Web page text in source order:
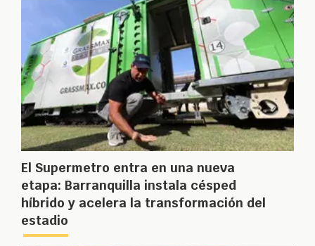
El Supermetro entra en una nueva
etapa: Barranquilla instala césped
híbrido y acelera la transformación del
estadio